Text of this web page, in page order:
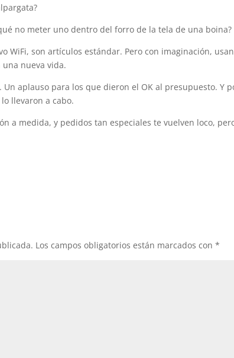
no meter uno dentro del forro de la tela de una boina?
WiFi, son artículos estándar. Pero con imaginación,
nueva vida.
aplauso para los que dieron el OK al presupuesto. Y
llevaron a cabo.
a medida, y pedidos tan especiales te vuelven loco,
Los campos obligatorios están marcados con*